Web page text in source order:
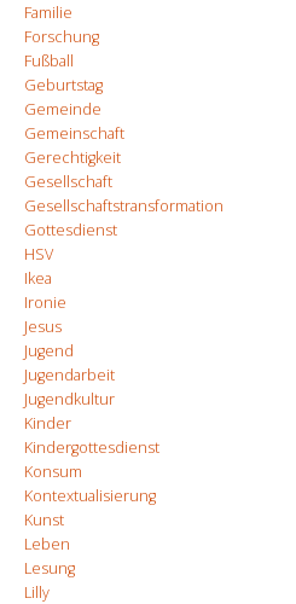
Familie
Forschung
Fußball
Geburtstag
Gemeinde
Gemeinschaft
Gerechtigkeit
Gesellschaft
Gesellschaftstransformation
Gottesdienst
HSV
Ikea
Ironie
Jesus
Jugend
Jugendarbeit
Jugendkultur
Kinder
Kindergottesdienst
Konsum
Kontextualisierung
Kunst
Leben
Lesung
Lilly